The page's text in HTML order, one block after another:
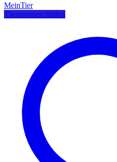
MeinTier
Therapeuten finden